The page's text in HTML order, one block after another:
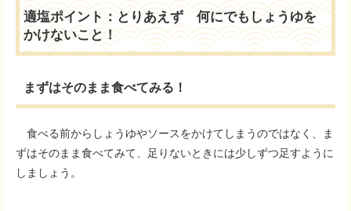
適塩ポイント：とりあえず 何にでもしょうゆを
かけないこと！
まずはそのまま食べてみる！
食べる前からしょうゆやソースをかけてしまうのではなく、ま
ずはそのまま食べてみて、足りないときには少しずつ足すように
しましょう。